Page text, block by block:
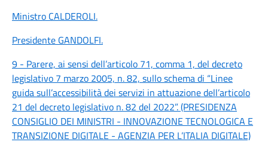
Ministro CALDEROLI.
Presidente GANDOLFI.
9 - Parere, ai sensi dell’articolo 71, comma 1, del decreto
legislativo 7 marzo 2005, n. 82, sullo schema di “Linee
guida sull’accessibilità dei servizi in attuazione dell’articolo
21 del decreto legislativo n. 82 del 2022”. (PRESIDENZA
CONSIGLIO DEI MINISTRI - INNOVAZIONE TECNOLOGICA E
TRANSIZIONE DIGITALE - AGENZIA PER L’ITALIA DIGITALE)